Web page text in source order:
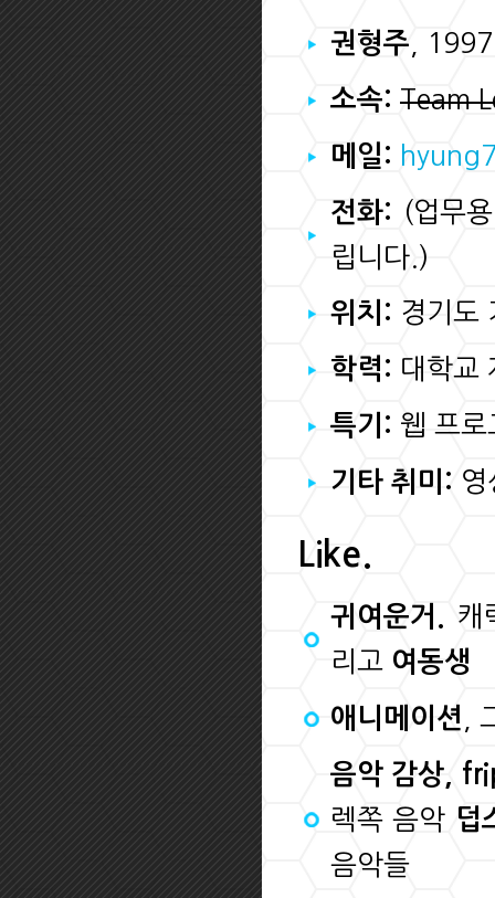
권형주 ,
소속: Team
메일:
전화: (업무
립니다.)
위치: 경기도
학력: 대학교
특기: 웹 프
기타 취미:
Like.
귀여운거. 캐
리고 여동생
애니메이션 ,
음악 감상,
렉쪽 음악 덥
음악들